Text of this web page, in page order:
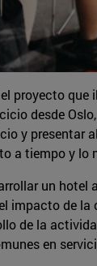
proyecto
desde
y presentar
a tiempo y lo
un hotel
impacto de
de la
en